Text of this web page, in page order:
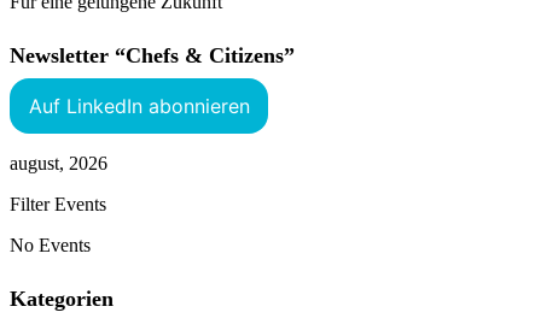
Newsletter “Chefs & Citizens”
Auf LinkedIn abonnieren
august, 2026
Filter Events
No Events
Kategorien